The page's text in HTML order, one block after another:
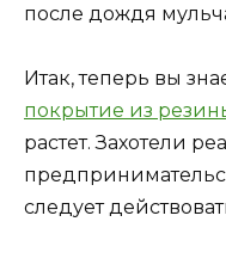
после дождя
Итак, теперь вы
покрытие из
растет. Захотели
следует